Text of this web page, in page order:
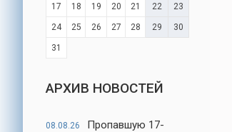
17 18 19 20 21 22 23
24 25 26 27 28 29 30
31
АРХИВ НОВОСТЕЙ
08.08.26
Пропавшую 17-